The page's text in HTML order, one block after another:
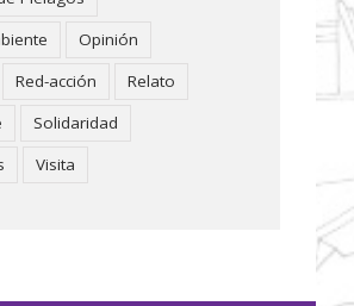
Opinión
Red-acción
Relato
Solidaridad
Visita